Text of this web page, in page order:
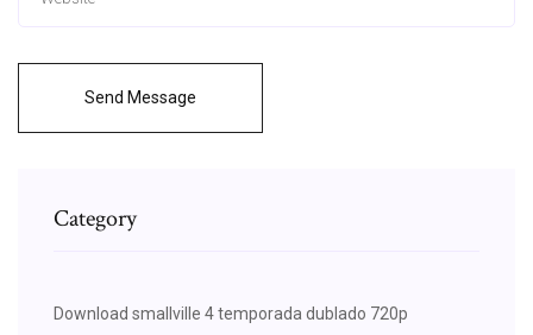
Send Message
Category
Download smallville 4 temporada dublado 720p